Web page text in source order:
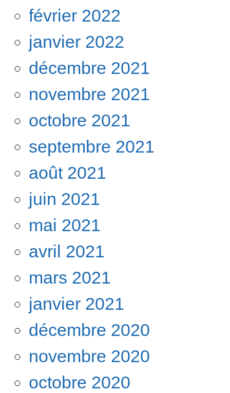
février 2022
janvier 2022
décembre 2021
novembre 2021
octobre 2021
septembre 2021
août 2021
juin 2021
mai 2021
avril 2021
mars 2021
janvier 2021
décembre 2020
novembre 2020
octobre 2020